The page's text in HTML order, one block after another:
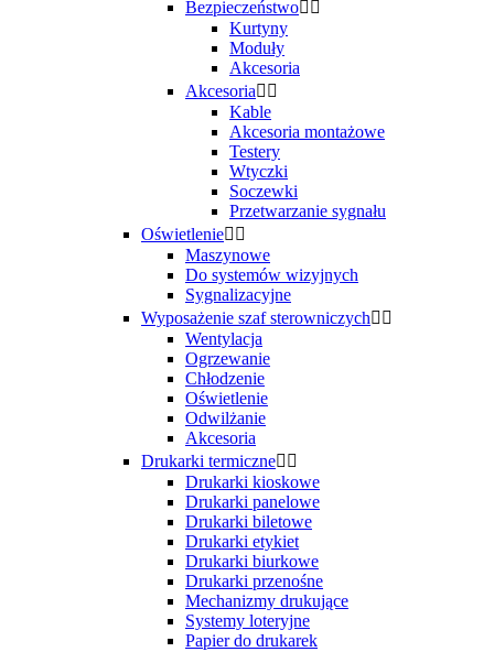
Bezpieczeństwo 
Kurtyny
Moduły
Akcesoria
Akcesoria 
Kable
Akcesoria montażowe
Testery
Wtyczki
Soczewki
Przetwarzanie sygnału
Oświetlenie 
Maszynowe
Do systemów wizyjnych
Sygnalizacyjne
Wyposażenie szaf sterowniczych 
Wentylacja
Ogrzewanie
Chłodzenie
Oświetlenie
Odwilżanie
Akcesoria
Drukarki termiczne 
Drukarki kioskowe
Drukarki panelowe
Drukarki biletowe
Drukarki etykiet
Drukarki biurkowe
Drukarki przenośne
Mechanizmy drukujące
Systemy loteryjne
Papier do drukarek